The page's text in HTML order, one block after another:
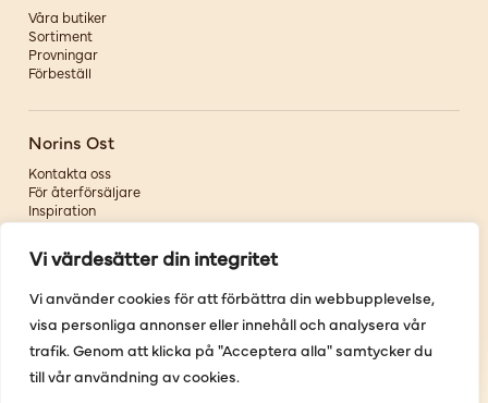
Vi värdesätter din integritet
Vi använder cookies för att förbättra din webbupplevelse,
visa personliga annonser eller innehåll och analysera vår
trafik. Genom att klicka på "Acceptera alla" samtycker du
till vår användning av cookies.
Våra butiker
Sortiment
Provningar
Förbeställ
Norins Ost
Kontakta oss
För återförsäljare
Inspiration
Om oss
Följ oss
Facebook
Instagram
Youtube